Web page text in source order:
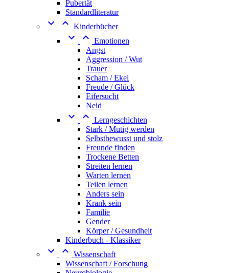
Pubertät
Standardliteratur
  Kinderbücher
  Emotionen
Angst
Aggression / Wut
Trauer
Scham / Ekel
Freude / Glück
Eifersucht
Neid
  Lerngeschichten
Stark / Mutig werden
Selbstbewusst und stolz
Freunde finden
Trockene Betten
Streiten lernen
Warten lernen
Teilen lernen
Anders sein
Krank sein
Familie
Gender
Körper / Gesundheit
Kinderbuch - Klassiker
  Wissenschaft
Wissenschaft / Forschung